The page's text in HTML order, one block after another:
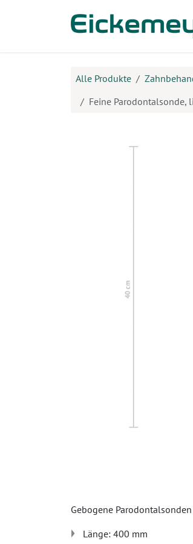
Alle Produkte
Feine Parodontalsonde,
Gebogene
Länge: 400 mm